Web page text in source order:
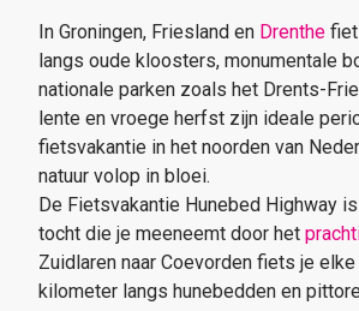
In Groningen, Friesland en Drenthe
langs oude kloosters, monumentale
nationale parken zoals het Drents-
lente en vroege herfst zijn ideale
fietsvakantie in het noorden van
natuur volop in bloei.
De Fietsvakantie Hunebed Highway
tocht die je meeneemt door het
Zuidlaren naar Coevorden fiets je
kilometer langs hunebedden en